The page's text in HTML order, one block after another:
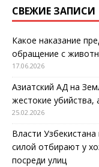
СВЕЖИЕ ЗАПИСИ
Какое наказание
обращение с
17.06.2026
Азиатский АД на
жестокие убийства,
25.02.2026
Власти
силой отбирают у
посреди улиц